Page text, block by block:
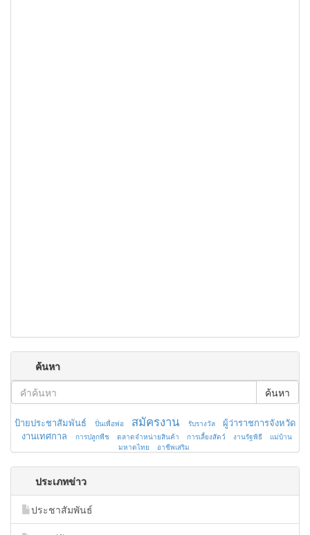
ค้นหา
ค้นหา
ป้ายประชาสัมพันธ์ ปั่นเพื่อพ่อ สมัครงาน รับรางวัล
ผู้ว่าราชการจังหวัด
งานเทศกาล
การปลูกพืช ตลาดจำหน่ายสินค้า การเลี้ยงสัตว์ งานรัฐพิธี
แม่บ้าน
มหาดไทย
อาชีพเสริม
ประเภทข่าว
ประชาสัมพันธ์